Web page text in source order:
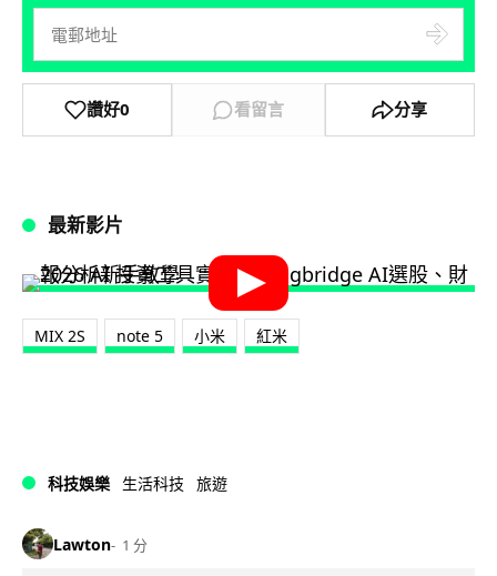
讚好0 看留言 分享
最新影片
MIX 2S note 5 小米 紅米
科技娛樂 生活科技 旅遊
Lawton 1 分